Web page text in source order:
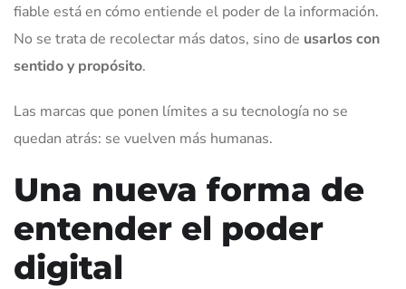
fiable está en cómo entiende el poder de la información.
No se trata de recolectar más datos, sino de usarlos con
sentido y propósito.
Las marcas que ponen límites a su tecnología no se
quedan atrás: se vuelven más humanas.
Una nueva forma de
entender el poder
digital